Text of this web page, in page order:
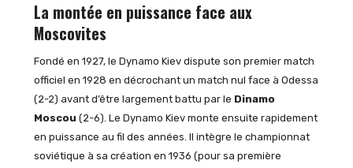
La montée en puissance face aux
Moscovites
Fondé en 1927, le Dynamo Kiev dispute son premier match
officiel en 1928 en décrochant un match nul face à Odessa
(2-2) avant d’être largement battu par le Dinamo
Moscou (2-6). Le Dynamo Kiev monte ensuite rapidement
en puissance au fil des années. Il intègre le championnat
soviétique à sa création en 1936 (pour sa première